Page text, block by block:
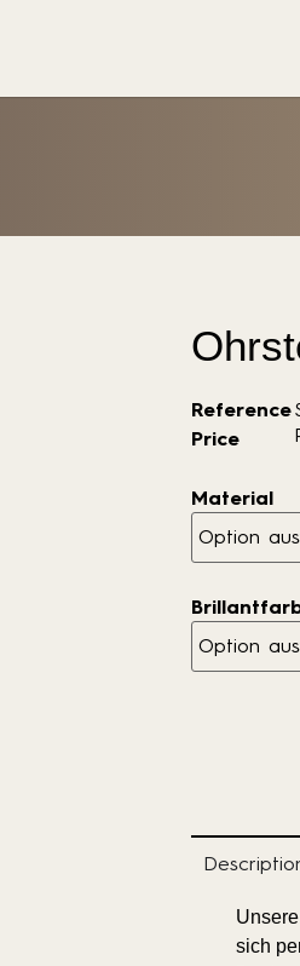
Reference
Price
Material
sich